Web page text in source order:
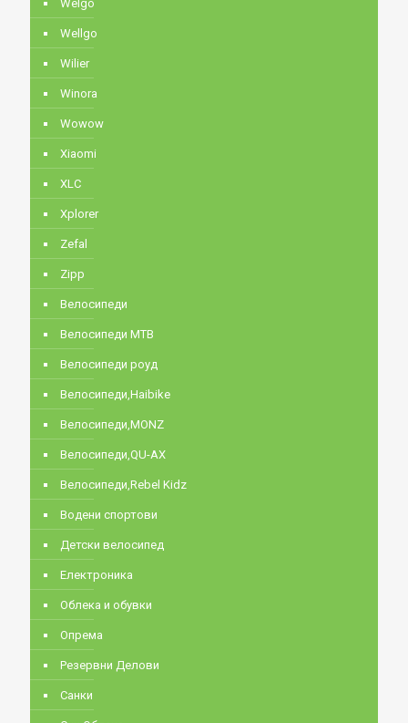
Welgo
Wellgo
Wilier
Winora
Wowow
Xiaomi
XLC
Xplorer
Zefal
Zipp
Велосипеди
Велосипеди MTB
Велосипеди роуд
Велосипеди,Haibike
Велосипеди,MONZ
Велосипеди,QU-AX
Велосипеди,Rebel Kidz
Водени спортови
Детски велосипед
Електроника
Облека и обувки
Опрема
Резервни Делови
Санки